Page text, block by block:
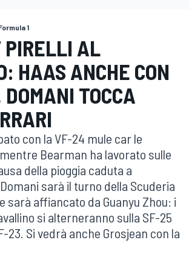
1
PIRELLI AL
HAAS ANCHE CON
TOCCA
con la VF-24 mule car le
Bearman ha lavorato sulle
della pioggia caduta a
sarà il turno della Scuderia
sarà affiancato da Guanyu Zhou: i
si alterneranno sulla SF-25
23. Si vedrà anche Grosjean con la